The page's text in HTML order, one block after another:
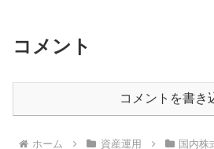
コメント
コメントを書き
ホーム 資産運用 国内株